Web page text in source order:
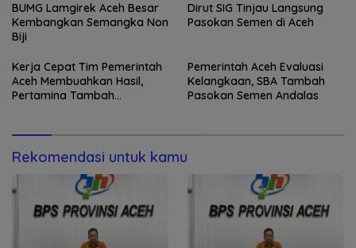
BUMG Lamgirek Aceh Besar
Kembangkan Semangka Non
Biji
Dirut SIG Tinjau Langsung
Pasokan Semen di Aceh
Kerja Cepat Tim Pemerintah
Aceh Membuahkan Hasil,
Pertamina Tambah
Pemerintah Aceh Evaluasi
Kelangkaan, SBA Tambah
Pasokan Semen Andalas
Rekomendasi untuk kamu